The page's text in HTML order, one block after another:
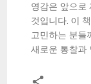
영감은 앞으로
것입니다. 이
고민하는 분들
새로운 통찰과